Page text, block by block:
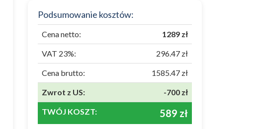
Podsumowanie kosztów:
Cena netto: 1289 zł
VAT 23%: 296.47 zł
Cena brutto: 1585.47 zł
Zwrot z US: -700 zł
TWÓJ KOSZT: 589 zł